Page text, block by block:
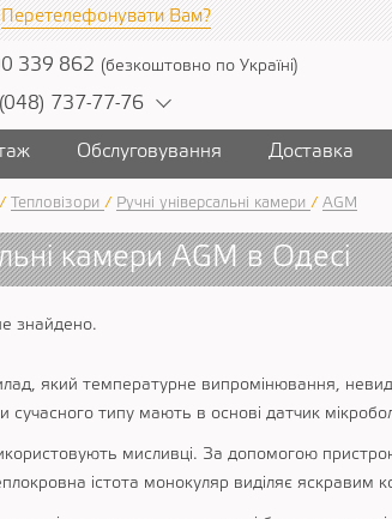
Перетелефонувати Вам?
339 862 (безкоштовно по Україні)
(048) 737-7 7-76
Обслуговування Доставка
/ Тепловізори / Ручні універсальні камери / AGM
камери AGM в Одесі
який температурне випромінювання,
сучасного типу мають в основі датчик
мисливці. За допомогою
істота монокуляр виділяє яскравим
знайдено.